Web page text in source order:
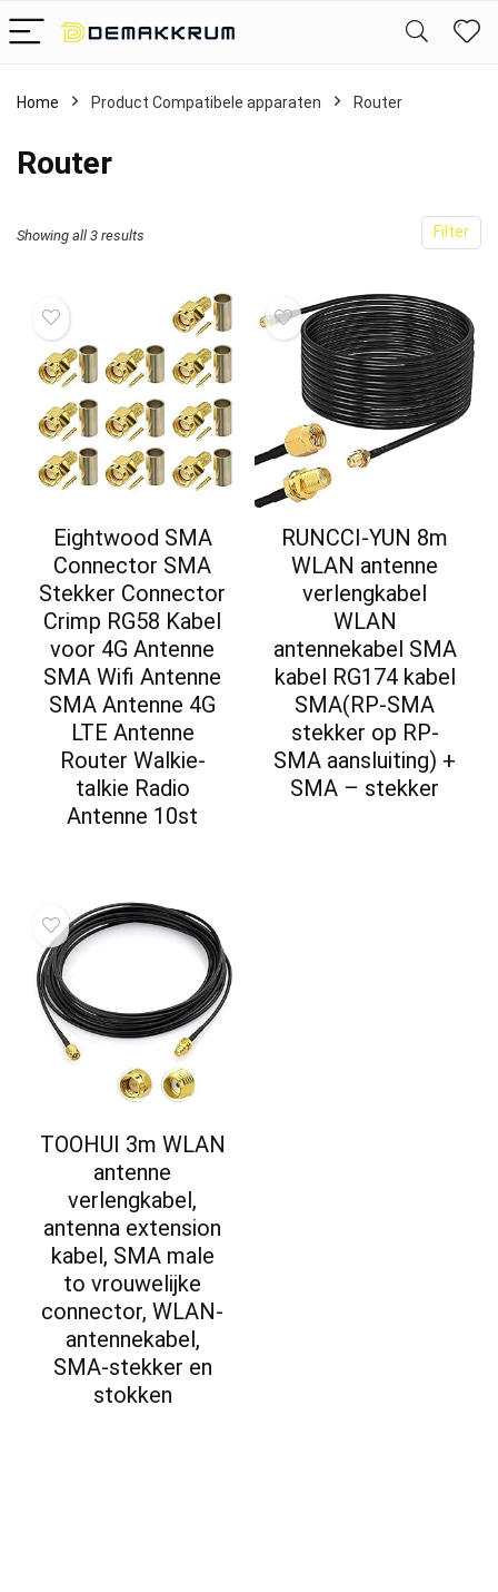
Home Product Compatibele apparaten ‎Router
‎Router
Filter
Showing all 3 results
Eightwood SMA
Connector SMA
Stekker Connector
Crimp RG58 Kabel
voor 4G Antenne
SMA Wifi Antenne
SMA Antenne 4G
LTE Antenne
Router Walkie-
talkie Radio
Antenne 10st
RUNCCI-YUN 8m
WLAN antenne
verlengkabel
WLAN
antennekabel SMA
kabel RG174 kabel
SMA(RP-SMA
stekker op RP-
SMA aansluiting) +
SMA – stekker
TOOHUI 3m WLAN
antenne
verlengkabel,
antenna extension
kabel, SMA male
to vrouwelijke
connector, WLAN-
antennekabel,
SMA-stekker en
stokken